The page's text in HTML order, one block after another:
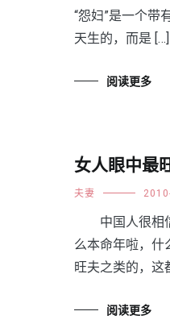
“怨妇”是一个带
天生的，而是 […]
阅读更多
女人眼中最
夫妻
中国人很相信
么本命年啦，什
旺夫之类的，这
阅读更多